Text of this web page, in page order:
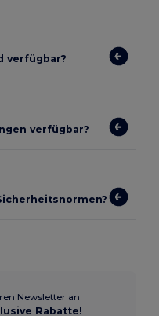
verfügbar?
verfügbar?
Newsletter an
Rabatte!